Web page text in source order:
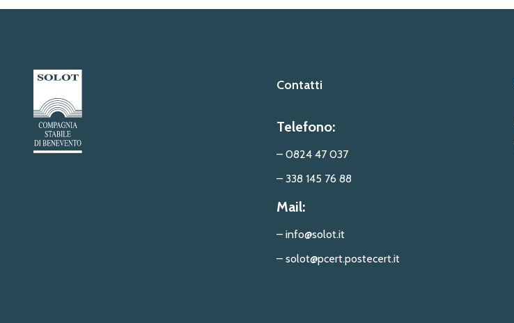
Contatti
Telefono:
– 0824 47 037
– 338 145 76 88
Mail:
– info@solot.it
– solot@pcert.postecert.it